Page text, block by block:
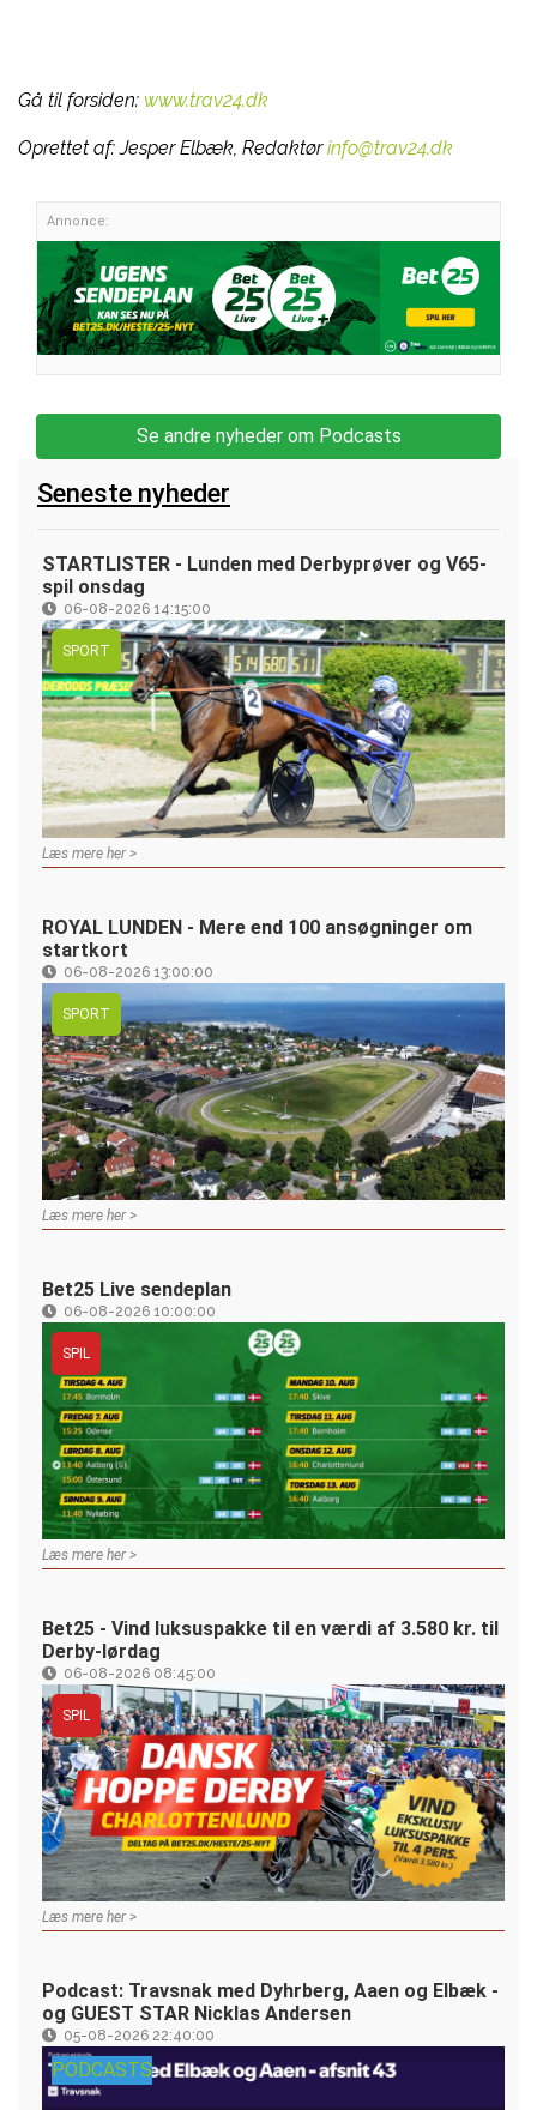
Gå til forsiden: www.trav24.dk
Oprettet af:Jesper Elbæk, Redaktør info@trav24.dk
Annonce:
Se andre nyheder om Podcasts
Seneste nyheder
STARTLISTER - Lunden med Derbyprøver og V65-
spil onsdag
06-08-2026 14:15:00
SPORT
Læs mere her >
ROYAL LUNDEN - Mere end 100 ansøgninger om
startkort
06-08-2026 13:00:00
SPORT
Læs mere her >
Bet25 Live sendeplan
06-08-2026 10:00:00
SPIL
Læs mere her >
Bet25 - Vind luksuspakke til en værdi af 3.580 kr. til
Derby-lørdag
06-08-2026 08:45:00
SPIL
Læs mere her >
Podcast: Travsnak med Dyhrberg, Aaen og Elbæk -
og GUEST STAR Nicklas Andersen
05-08-2026 22:40:00
PODCASTS